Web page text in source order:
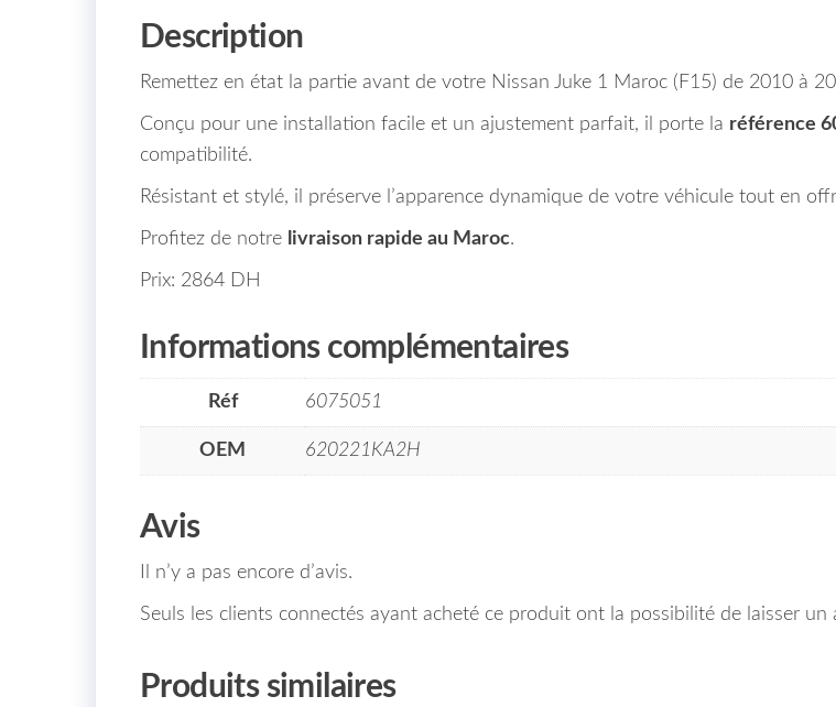
Description
Remettez en état la partie avant de votre Nissan Juke 1 Maroc (F15) de 2010 à
Conçu pour une installation facile et un ajustement parfait, il porte la référence
compatibilité.
Résistant et stylé, il préserve l’apparence dynamique de votre véhicule tout en
Profitez de notre livraison rapide au Maroc.
Prix: 2864 DH
Informations complémentaires
Réf 6075051
OEM 620221KA2H
Avis
Il n’y a pas encore d’avis.
Seuls les clients connectés ayant acheté ce produit ont la possibilité de laisser un
Produits similaires